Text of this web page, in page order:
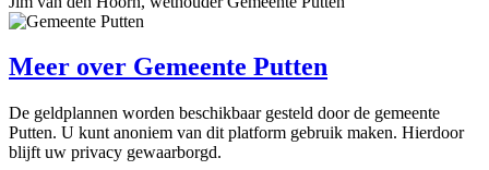
Meer over Gemeente Putten
De geldplannen worden beschikbaar gesteld door de gemeente
Putten. U kunt anoniem van dit platform gebruik maken. Hierdoor
blijft uw privacy gewaarborgd.